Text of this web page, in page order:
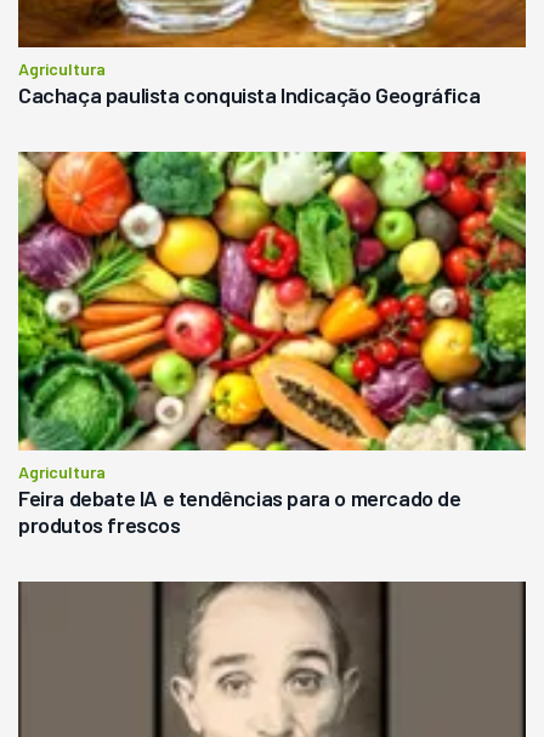
Agricultura
Cachaça paulista conquista Indicação Geográfica
Agricultura
Feira debate IA e tendências para o mercado de
produtos frescos